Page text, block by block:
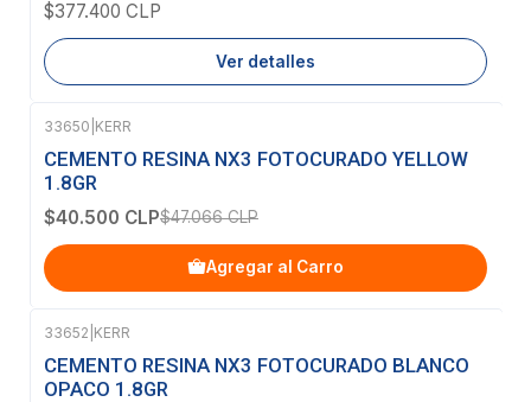
$377.400 CLP
Ver detalles
-14%OFF
33650 KERR
CEMENTO RESINA NX3 FOTOCURADO YELLOW
1.8GR
$40.500 CLP$47.066 CLP
Agregar al Carro
-14%OFF
33652 KERR
CEMENTO RESINA NX3 FOTOCURADO BLANCO
OPACO 1.8GR